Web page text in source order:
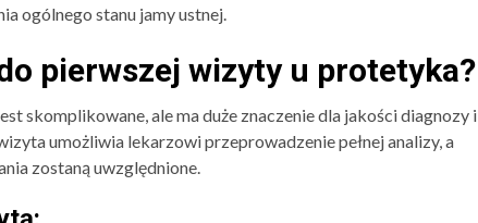
ogólnego stanu jamy ustnej.
pierwszej wizyty u protetyka?
skomplikowane, ale ma duże znaczenie dla jakości diagnozy i
umożliwia lekarzowi przeprowadzenie pełnej analizy, a
zostaną uwzględnione.